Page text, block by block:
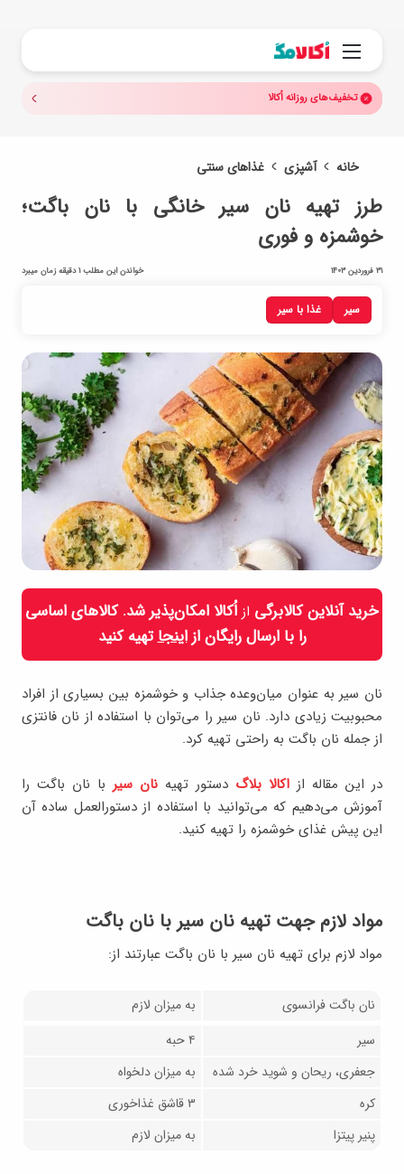
منو
تخفیف‌های روزانه اُکالا
خانه آشپزی غذاهای سنتی
سیر غذا با سیر
طرز تهیه نان سیر خانگی با نان باگت؛
خوشمزه و فوری
31 فروردین 1403 خواندن این مطلب 1 دقیقه زمان میبرد
خرید آنلاین کالابرگی از اُکالا امکان‌پذیر شد. کالاهای اساسی
را با ارسال رایگان ازاینجاتهیه کنید
نان سیر به عنوان میان‌وعده جذاب و خوشمزه بین بسیاری از افراد
محبوبیت زیادی دارد. نان سیر را می‌توان با استفاده از نان فانتزی
از جمله نان باگت به راحتی تهیه کرد.
در این مقاله از اکالا بلاگ دستور تهیه نان سیر با نان باگت را
آموزش می‌دهیم که می‌توانید با استفاده از دستورالعمل ساده آن
این پیش غذای خوشمزه را تهیه کنید.
مواد لازم جهت تهیه نان سیر با نان باگت
مواد لازم برای تهیه نان سیر با نان باگت عبارتند از:
نان باگت فرانسوی
به میزان لازم
سیر
۴ حبه
جعفری، ریحان و شوید خرد شده
به میزان دلخواه
کره
۳ قاشق غذاخوری
پنیر پیتزا
به میزان لازم